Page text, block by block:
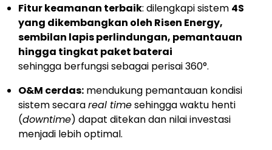
Fitur keamanan terbaik: dilengkapi sistem 4S
yang dikembangkan oleh Risen Energy,
sembilan lapis perlindungan, pemantauan
hingga tingkat paket baterai
sehingga berfungsi sebagai perisai 360°.
O&M cerdas: mendukung pemantauan kondisi
sistem secarareal timesehingga waktu henti
(downtime) dapat ditekan dan nilai investasi
menjadi lebih optimal.